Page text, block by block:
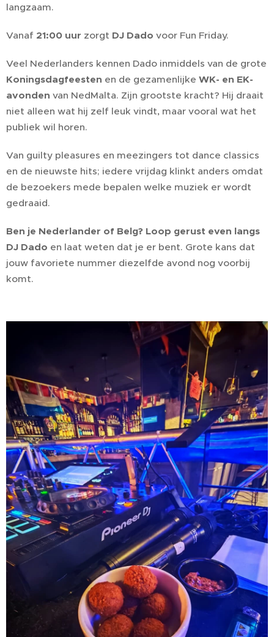
langzaam.
Vanaf 21:00 uur zorgt DJ Dado voor Fun Friday.
Veel Nederlanders kennen Dado inmiddels van de grote
Koningsdagfeesten en de gezamenlijke WK- en EK-
avonden van NedMalta. Zijn grootste kracht? Hij draait
niet alleen wat hij zelf leuk vindt, maar vooral wat het
publiek wil horen.
Van guilty pleasures en meezingers tot dance classics
en de nieuwste hits; iedere vrijdag klinkt anders omdat
de bezoekers mede bepalen welke muziek er wordt
gedraaid.
Ben je Nederlander of Belg? Loop gerust even langs
DJ Dado en laat weten dat je er bent. Grote kans dat
jouw favoriete nummer diezelfde avond nog voorbij
komt.